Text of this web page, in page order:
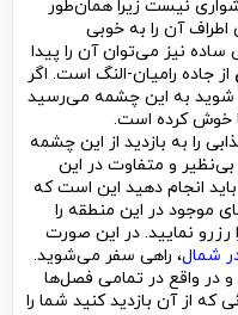
نیست زیرا همان‌طور
آن را به خوبی
نیز می‌توان آن را پیدا
از جاده رامیان-النگ است. اگر
شوید به این چشمه می‌رسید
خوش کرده است.
را به بازدید از این چشمه
و متفاوت در این
انجام دهید این است که
موجود در این منطقه را
رزرو نمایید. در این صورت
در شمال، راهی سفر می‌شوید.
و در واقع در تمامی فصل‌ها
از آن بازدید کنید شما را